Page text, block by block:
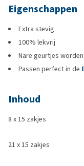
Eigenschappen
Extra stevig
100% lekvrij
Nare geurtjes
Passen perfect in de
Inhoud
8 x 15 zakjes
21 x 15 zakjes